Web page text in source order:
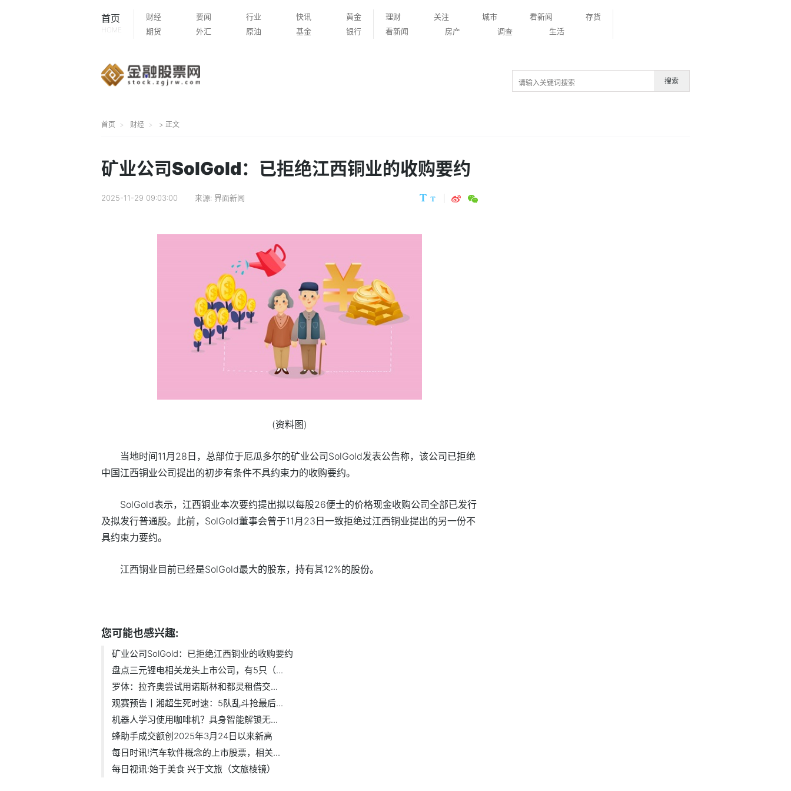
首页
HOME
财经 要闻 行业 快讯
黄金
期货
外汇 原油 基金 银行
理财 关注 城市 看新闻
存货
看新闻
房产 调查 生活
搜索
首页 财经 > 正文
矿业公司SolGold：已拒绝江西铜业的收购要约
2025-11-29 09:03:00 来源: 界面新闻
(资料图)
当地时间11月28日，总部位于厄瓜多尔的矿业公司SolGold发表公告称，该公司已拒绝
中国江西铜业公司提出的初步有条件不具约束力的收购要约。
SolGold表示，江西铜业本次要约提出拟以每股26便士的价格现金收购公司全部已发行
及拟发行普通股。此前，SolGold董事会曾于11月23日一致拒绝过江西铜业提出的另一份不
具约束力要约。
江西铜业目前已经是SolGold最大的股东，持有其12%的股份。
您可能也感兴趣:
矿业公司SolGold：已拒绝江西铜业的收购要约
盘点三元锂电相关龙头上市公司，有5只（...
罗体：拉齐奥尝试用诺斯林和都灵租借交...
观赛预告丨湘超生死时速：5队乱斗抢最后...
机器人学习使用咖啡机？具身智能解锁无...
蜂助手成交额创2025年3月24日以来新高
每日时讯!汽车软件概念的上市股票，相关...
每日视讯:始于美食 兴于文旅（文旅棱镜）